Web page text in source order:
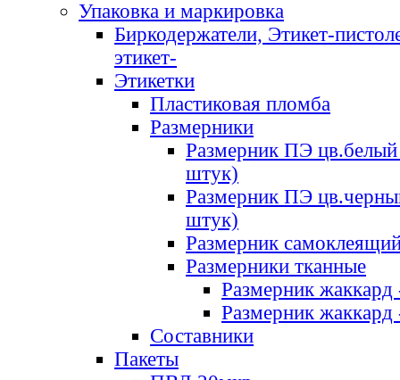
Упаковка и маркировка
Биркодержатели, Этикет-
этикет-
Этикетки
Пластиковая пломба
Размерники
Размерник ПЭ цв.белый
штук)
Размерник ПЭ
штук)
Размерник
Размерники тканные
Размерник
Размерник
Составники
Пакеты